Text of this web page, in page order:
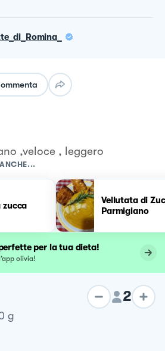
,veloce , leggero
zucca
Vellutata di
Parmigiano
per la tua dieta!
olivia!
2
g